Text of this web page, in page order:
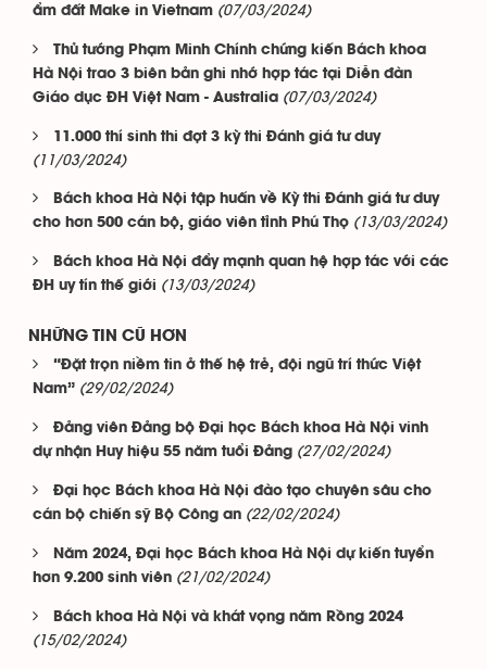
ẩm đất Make in Vietnam (07/03/2024)
Thủ tướng Phạm Minh Chính chứng kiến Bách khoa
Hà Nội trao 3 biên bản ghi nhớ hợp tác tại Diễn đàn
Giáo dục ĐH Việt Nam - Australia (07/03/2024)
11.000 thí sinh thi đợt 3 kỳ thi Đánh giá tư duy
(11/03/2024)
Bách khoa Hà Nội tập huấn về Kỳ thi Đánh giá tư duy
cho hơn 500 cán bộ, giáo viên tỉnh Phú Thọ (13/03/2024)
Bách khoa Hà Nội đẩy mạnh quan hệ hợp tác với các
ĐH uy tín thế giới (13/03/2024)
NHỮNG TIN CŨ HƠN
“Đặt trọn niềm tin ở thế hệ trẻ, đội ngũ trí thức Việt
Nam” (29/02/2024)
Đảng viên Đảng bộ Đại học Bách khoa Hà Nội vinh
dự nhận Huy hiệu 55 năm tuổi Đảng (27/02/2024)
Đại học Bách khoa Hà Nội đào tạo chuyên sâu cho
cán bộ chiến sỹ Bộ Công an (22/02/2024)
Năm 2024, Đại học Bách khoa Hà Nội dự kiến tuyển
hơn 9.200 sinh viên (21/02/2024)
Bách khoa Hà Nội và khát vọng năm Rồng 2024
(15/02/2024)